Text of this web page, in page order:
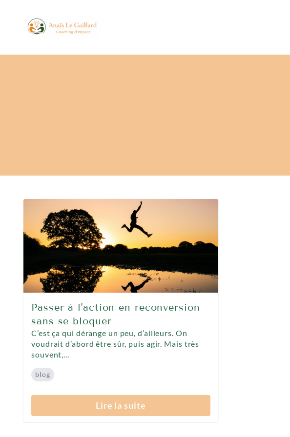
Passer à l'action en reconversion
sans se bloquer
C’est ça qui dérange un peu, d’ailleurs. On
voudrait d’abord être sûr, puis agir. Mais très
souvent,...
blog
Lire la suite